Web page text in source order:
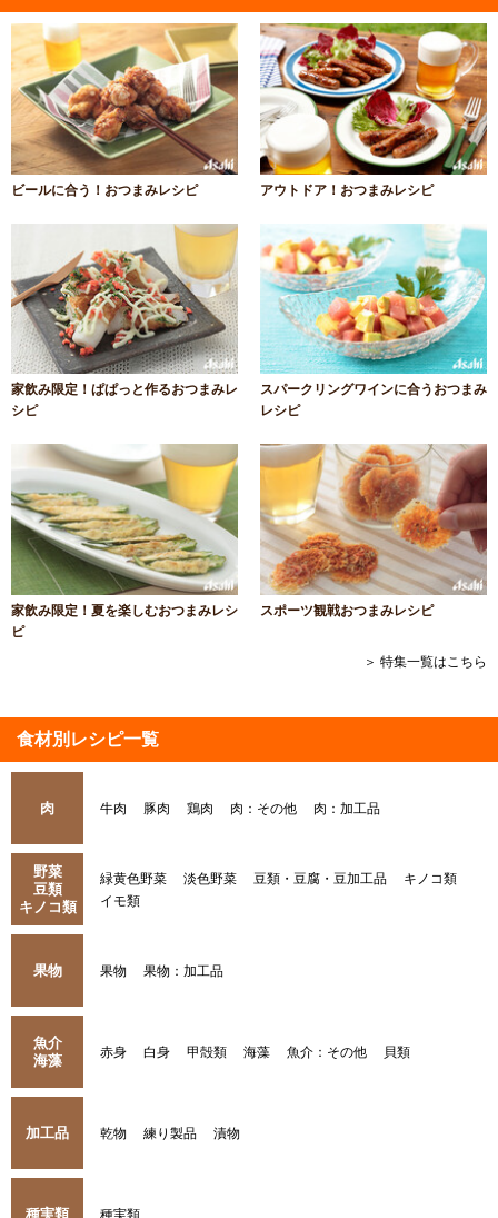
ビールに合う！おつまみレシピ アウトドア！おつまみレシピ
家飲み限定！ぱぱっと作るおつまみレ
シピ
スパークリングワインに合うおつまみ
レシピ
家飲み限定！夏を楽しむおつまみレシ
ピ
スポーツ観戦おつまみレシピ
＞ 特集一覧はこちら
食材別レシピ一覧
肉 牛肉 豚肉 鶏肉 肉：その他 肉：加工品
野菜
豆類
キノコ類
緑黄色野菜 淡色野菜 豆類・豆腐・豆加工品
キノコ類
イモ類
果物 果物 果物：加工品
魚介
海藻
赤身 白身 甲殻類 海藻 魚介：その他 貝類
加工品 乾物 練り製品 漬物
種実類 種実類